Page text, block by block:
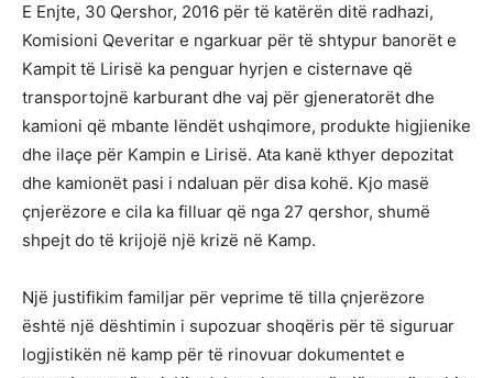
E Enjte, 30 Qershor, 2016 për të katërën ditë radhazi,
Komisioni Qeveritar e ngarkuar për të shtypur banorët e
Kampit të Lirisë ka penguar hyrjen e cisternave që
transportojnë karburant dhe vaj për gjeneratorët dhe
kamioni që mbante lëndët ushqimore, produkte higjienike
dhe ilaçe për Kampin e Lirisë. Ata kanë kthyer depozitat
dhe kamionët pasi i ndaluan për disa kohë. Kjo masë
çnjerëzore e cila ka filluar që nga 27 qershor, shumë
shpejt do të krijojë një krizë në Kamp.
Një justifikim familjar për veprime të tilla çnjerëzore
është një dështimin i supozuar shoqëris për të siguruar
logjistikën në kamp për të rinovuar dokumentet e